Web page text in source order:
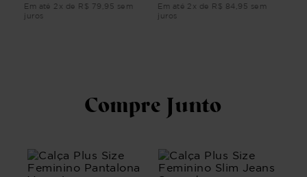
Em até 2x de R$ 79,95 sem
juros
Em até 2x de R$ 84,95 sem
juros
Compre Junto